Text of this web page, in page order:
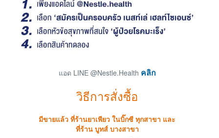
แอด LINE @Nestle.Health คลิก
วิธีการสั่งซื้อ
มีขายแล้ว ที่ร้านยาเพียว ในบิ๊กซี ทุกสาขา และ
ที่ร้าน บูทส์ บางสาขา